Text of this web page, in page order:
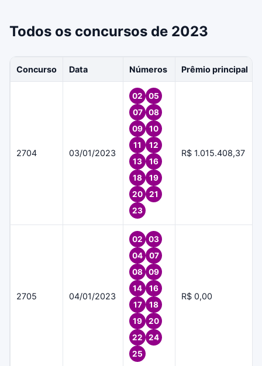
Todos os concursos de 2023
Concurso Data Números Prêmio principal
2704 03/01/2023
02
05
07
08
09
10
11
12
13
16
18
19
20
21
23
R$ 1.015.408,37
2705 04/01/2023
02
03
04
07
08
09
14
16
17
18
19
20
22
24
25
R$ 0,00